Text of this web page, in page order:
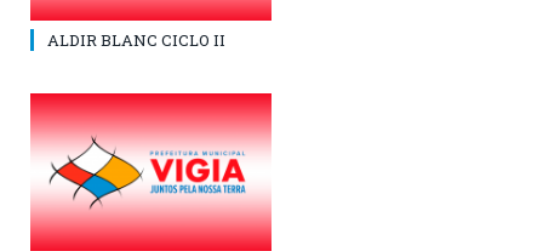
ALDIR BLANC CICLO II